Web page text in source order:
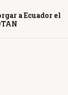
a Ecuador el